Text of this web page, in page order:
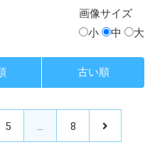
画像サイズ
小
中 大
古い順
5 … 8